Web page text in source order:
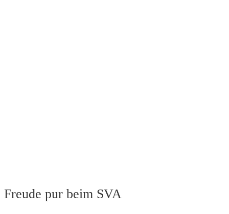
Freude pur beim SVA